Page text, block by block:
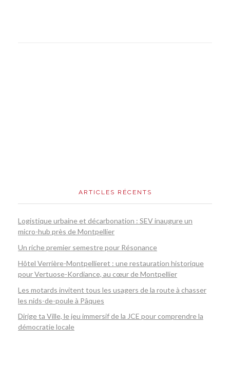
ARTICLES RÉCENTS
Logistique urbaine et décarbonation : SEV inaugure un
micro-hub près de Montpellier
Un riche premier semestre pour Résonance
Hôtel Verrière-Montpellieret : une restauration historique
pour Vertuose-Kordiance, au cœur de Montpellier
Les motards invitent tous les usagers de la route à chasser
les nids-de-poule à Pâques
Dirige ta Ville, le jeu immersif de la JCE pour comprendre la
démocratie locale